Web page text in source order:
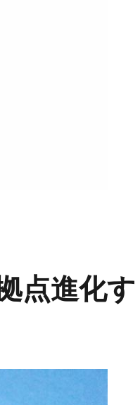
点進化す